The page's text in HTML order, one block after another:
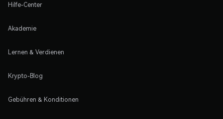
Hilfe-Center
Akademie
Lernen & Verdienen
Krypto-Blog
Gebühren & Konditionen